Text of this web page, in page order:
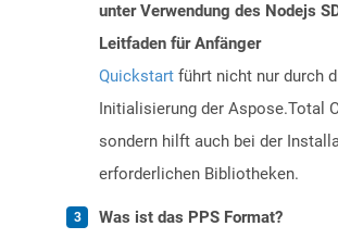
unter Verwendung des Nodejs
Leitfaden für Anfänger
Quickstart führt nicht nur durch
Initialisierung der Aspose.Total
sondern hilft auch bei der
erforderlichen Bibliotheken.
Was ist das PPS Format?